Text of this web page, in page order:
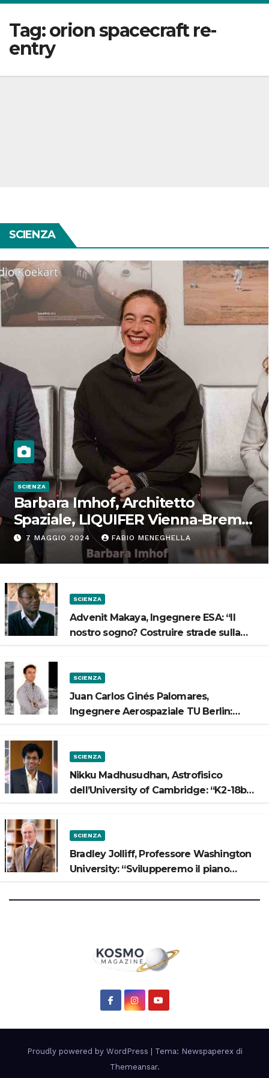
Tag:orion spacecraft re-
entry
SCIENZA
SCIENZA
Barbara Imhof, Architetto
Spaziale, LIQUIFER Vienna-Brema:
“Progettiamo habitat per lo
Spazio”
7 MAGGIO 2024 FABIO MENEGHELLA
SCIENZA
Advenit Makaya, Ingegnere ESA: “Il
nostro sogno? Costruire strade sulla
SCIENZA
Juan Carlos Ginés Palomares,
Ingegnere Aerospaziale TU Berlin:
SCIENZA
Nikku Madhusudhan, Astrofisico
dell’University of Cambridge: “K2-18b
SCIENZA
Bradley Jolliff, Professore Washington
University: “Svilupperemo il piano
Proudly powered by WordPress | Tema: Newspaperex di
Themeansar.